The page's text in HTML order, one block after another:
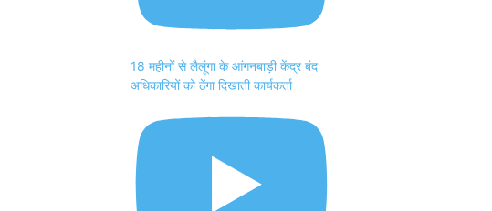
18 महीनों से लैलूंगा के आंगनबाड़ी केंद्र बंद
अधिकारियों को ठेंगा दिखाती कार्यकर्ता